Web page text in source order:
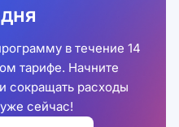
в течение 14
тарифе. Начните
сокращать расходы
сейчас!